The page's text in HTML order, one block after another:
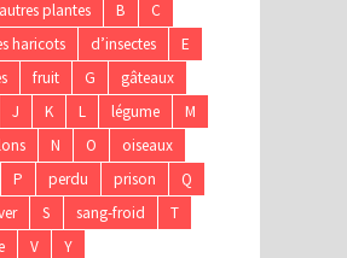
autres plantes B
C
haricots d’insectes
E
fruit G
gâteaux
J K L légume
M
N O
oiseaux
P perdu prison
Q
S sang-froid
T
V Y